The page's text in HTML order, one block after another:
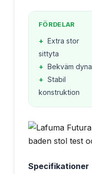
FÖRDELAR
+ Extra stor
sittyta
+ Bekväm dyna
+ Stabil
konstruktion
Specifikationer